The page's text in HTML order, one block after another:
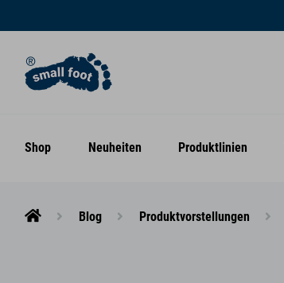
Shop Neuheiten Produktlinien
Blog Produktvorstellungen